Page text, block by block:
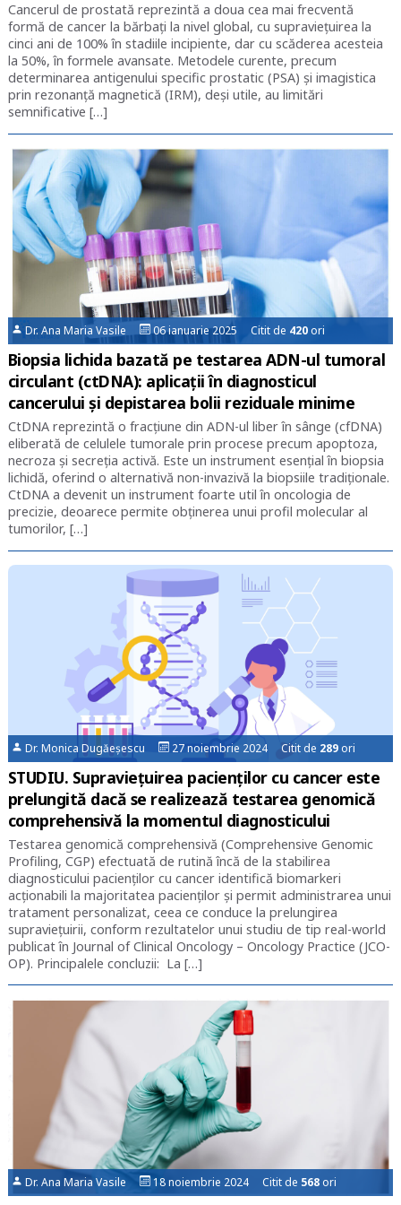
Cancerul de prostată reprezintă a doua cea mai frecventă
formă de cancer la bărbați la nivel global, cu supraviețuirea la
cinci ani de 100% în stadiile incipiente, dar cu scăderea acesteia
la 50%, în formele avansate. Metodele curente, precum
determinarea antigenului specific prostatic (PSA) și imagistica
prin rezonanță magnetică (IRM), deși utile, au limitări
semnificative […]
Dr. Ana Maria Vasile 06 ianuarie 2025 Citit de 420ori
Biopsia lichida bazată pe testarea ADN-ul tumoral
circulant (ctDNA): aplicații în diagnosticul
cancerului și depistarea bolii reziduale minime
CtDNA reprezintă o fracțiune din ADN-ul liber în sânge (cfDNA)
eliberată de celulele tumorale prin procese precum apoptoza,
necroza și secreția activă. Este un instrument esențial în biopsia
lichidă, oferind o alternativă non-invazivă la biopsiile tradiționale.
CtDNA a devenit un instrument foarte util în oncologia de
precizie, deoarece permite obținerea unui profil molecular al
tumorilor, […]
Dr. Monica Dugăeșescu 27 noiembrie 2024 Citit de 289 ori
STUDIU. Supravieţuirea pacienţilor cu cancer este
prelungită dacă se realizează testarea genomică
comprehensivă la momentul diagnosticului
Testarea genomică comprehensivă (Comprehensive Genomic
Profiling, CGP) efectuată de rutină încă de la stabilirea
diagnosticului pacienților cu cancer identifică biomarkeri
acţionabili la majoritatea pacienţilor şi permit administrarea unui
tratament personalizat, ceea ce conduce la prelungirea
supravieţuirii, conform rezultatelor unui studiu de tip real-world
publicat în Journal of Clinical Oncology – Oncology Practice (JCO-
OP). Principalele concluzii: La […]
Dr. Ana Maria Vasile 18 noiembrie 2024 Citit de 568 ori